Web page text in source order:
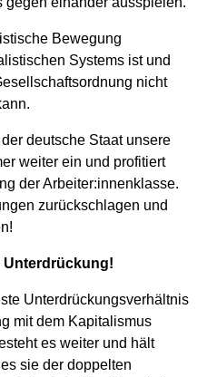
Bewegung
Systems ist und
nicht
deutsche Staat unsere
weiter ein und profitiert
der Arbeiter:innenklasse.
zurückschlagen und
Unterdrückung!
Unterdrückungsverhältnis
mit dem Kapitalismus
es weiter und hält
sie der doppelten